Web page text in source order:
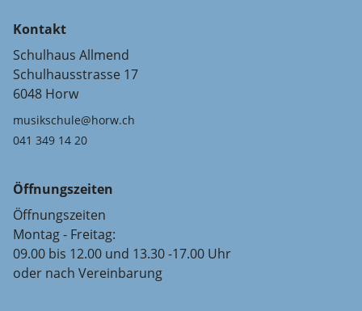
Kontakt
Schulhaus Allmend
Schulhausstrasse 17
6048 Horw
musikschule@horw.ch
041 349 14 20
Öffnungszeiten
Öffnungszeiten
Montag - Freitag:
09.00 bis 12.00 und 13.30 -17.00 Uhr
oder nach Vereinbarung